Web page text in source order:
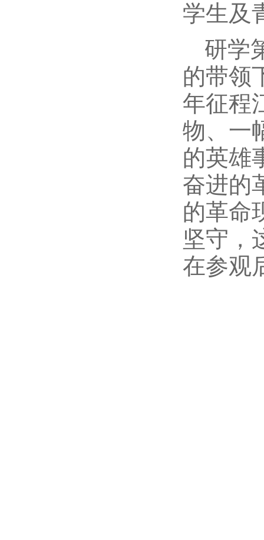
学生及
研学
的带领
年征程
物、一
的英雄
奋进的
的革命
坚守，
在参观